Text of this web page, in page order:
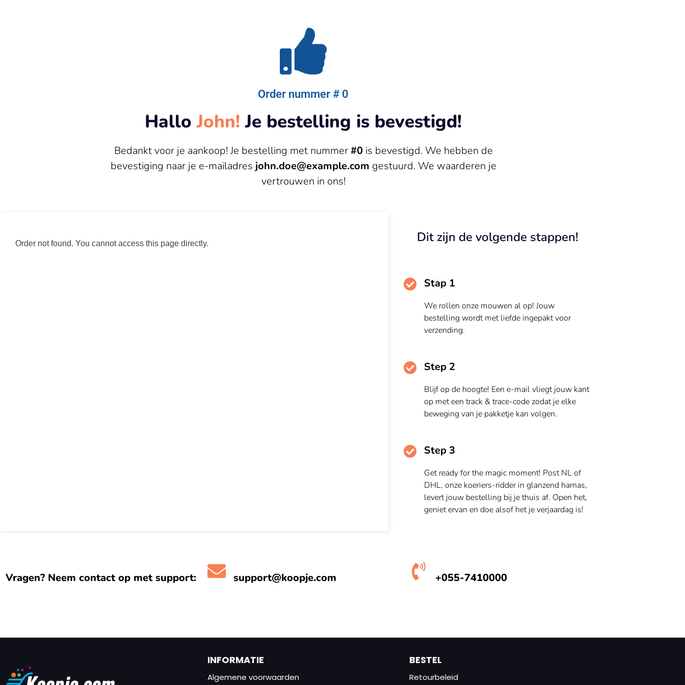
Order nummer # 0
HalloJohn! Je bestelling is bevestigd!
Bedankt voor je aankoop! Je bestelling met nummer#0is bevestigd. We hebben de
bevestiging naar je e-mailadres john.doe@example.com gestuurd. We waarderen je
vertrouwen in ons!
Order not found. You cannot access this page directly. Dit zijn de volgende stappen!
Stap 1
We rollen onze mouwen al op! Jouw
bestelling wordt met liefde ingepakt voor
verzending.
Step 2
Blijf op de hoogte! Een e-mail vliegt jouw kant
op met een track & trace-code zodat je elke
beweging van je pakketje kan volgen.
Step 3
Get ready for the magic moment! Post NL of
DHL, onze koeriers-ridder in glanzend harnas,
levert jouw bestelling bij je thuis af. Open het,
geniet ervan en doe alsof het je verjaardag is!
Vragen? Neem contact op met support: support@koopje.com +055-7410000
INFORMATIE
Algemene voorwaarden
BESTEL
Retourbeleid